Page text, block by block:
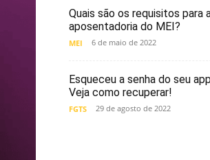
Quais são os requisitos para
aposentadoria do MEI?
MEI 6 de maio de 2022
Esqueceu a senha do seu
Veja como recuperar!
FGTS 29 de agosto de 2022